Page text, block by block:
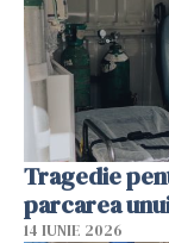
Tragedie
parcarea
14 IUNIE 2026